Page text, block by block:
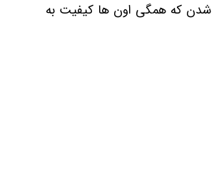
816-8178-818 و 819 تولید شدن که همگی اون ها کیفیت به